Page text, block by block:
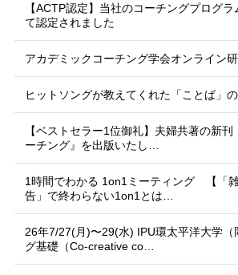
【ACTP認定】当社のコーチングプログ
て認定されました
アカデミックコーチング学会オンライン
ヒットソングが教えてくれた「ことば」
【ベストセラー1位御礼】夫婦共著の新刊
ーチング』を出版いたし…
1時間でわかる 1on1ミーティング 【「
告」で終わらない1on1とは…
26年7/27(月)〜29(水) IPU環太平洋大学
グ基礎（Co-creative co…